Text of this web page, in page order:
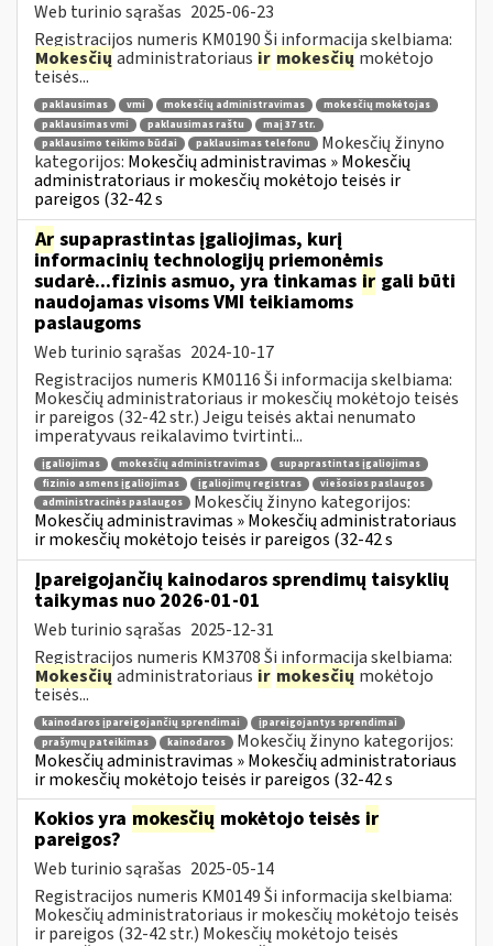
Web turinio sąrašas 2025-06-23
Registracijos numeris KM0190 Ši informacija skelbiama:
Mokesčių administratoriaus ir mokesčių mokėtojo
teisės...
paklausimas vmi mokesčių administravimas
mokesčių mokėtojas
paklausimas vmi
paklausimas raštu
maį 37 str.
paklausimo teikimo būdai
paklausimas telefonu
Mokesčių žinyno
kategorijos: Mokesčių administravimas » Mokesčių
administratoriaus ir mokesčių mokėtojo teisės ir
pareigos (32-42 s
Ar supaprastintas įgaliojimas, kurį
informacinių technologijų priemonėmis
sudarė...fizinis asmuo, yra tinkamas ir gali būti
naudojamas visoms VMI teikiamoms
paslaugoms
Web turinio sąrašas 2024-10-17
Registracijos numeris KM0116 Ši informacija skelbiama:
Mokesčių administratoriaus ir mokesčių mokėtojo teisės
ir pareigos (32-42 str.) Jeigu teisės aktai nenumato
imperatyvaus reikalavimo tvirtinti...
įgaliojimas mokesčių administravimas
supaprastintas įgaliojimas
fizinio asmens įgaliojimas
įgaliojimų registras
viešosios paslaugos
administracinės paslaugos
Mokesčių žinyno kategorijos:
Mokesčių administravimas » Mokesčių administratoriaus
ir mokesčių mokėtojo teisės ir pareigos (32-42 s
Įpareigojančių kainodaros sprendimų taisyklių
taikymas nuo 2026-01-01
Web turinio sąrašas 2025-12-31
Registracijos numeris KM3708 Ši informacija skelbiama:
Mokesčių administratoriaus ir mokesčių mokėtojo
teisės...
kainodaros įpareigojančių sprendimai
įpareigojantys sprendimai
prašymų pateikimas
kainodaros
Mokesčių žinyno kategorijos:
Mokesčių administravimas » Mokesčių administratoriaus
ir mokesčių mokėtojo teisės ir pareigos (32-42 s
Kokios yra mokesčių mokėtojo teisės ir
pareigos?
Web turinio sąrašas 2025-05-14
Registracijos numeris KM0149 Ši informacija skelbiama:
Mokesčių administratoriaus ir mokesčių mokėtojo teisės
ir pareigos (32-42 str.) Mokesčių mokėtojo teisės